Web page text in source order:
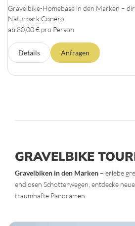
Gravelbike-Homebase in den Marken –
Naturpark Conero
ab 80,00 € pro Person
Details Anfragen
GRAVELBIKE
Gravelbiken in den Marken – erlebe
endlosen Schotterwegen, entdecke
traumhafte Panoramen.